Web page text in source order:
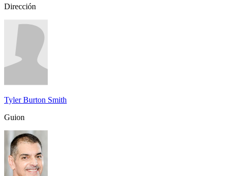
Dirección
Tyler Burton Smith
Guion